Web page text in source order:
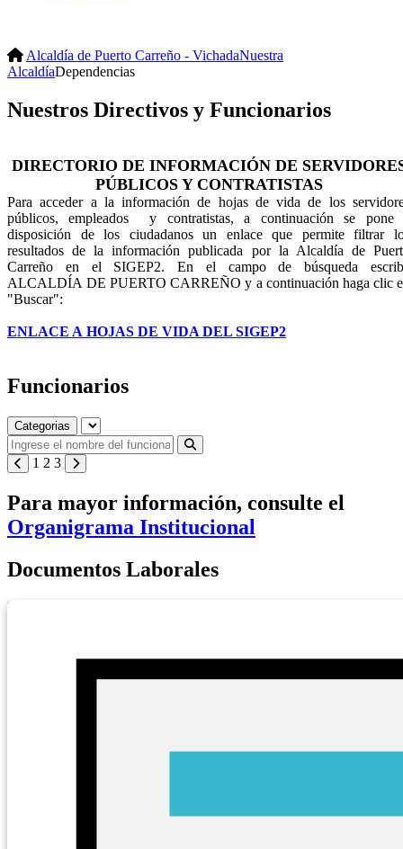
Alcaldía de Puerto Carreño - VichadaNuestra
AlcaldíaDependencias
Nuestros Directivos y Funcionarios
DIRECTORIO DE INFORMACIÓN DE
PÚBLICOS Y CONTRATISTAS
Para acceder a la información de hojas de vida de los
públicos, empleados y contratistas, a continuación se pone
disposición de los ciudadanos ​un enlace que permite filtrar
resultados de la información publicada por la Alcaldía de
Carreño en el SIGEP2. En el campo de búsqueda
ALCALDÍA DE PUERTO CARREÑO y a continuación haga clic
"Buscar":
ENLACE A HOJAS DE VIDA DEL SIGEP2
Funcionarios
Categorias
1 2 3
Para mayor información, consulte el
Organigrama Institucional
Documentos Laborales
Ver